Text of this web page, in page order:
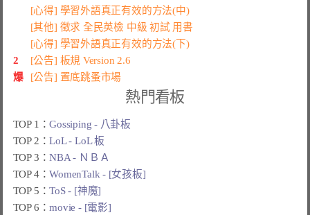
[心得] 學習外語真正有效的方法(中)
[其他] 徵求 全民英檢 中級 初試 用書
[心得] 學習外語真正有效的方法(下)
2
[公告] 板規 Version 2.6
爆
[公告] 置底跳蚤市場
熱門看板
TOP 1：Gossiping - 八卦板
TOP 2：LoL - LoL 板
TOP 3：NBA - ＮＢＡ
TOP 4：WomenTalk - [女孩板]
TOP 5：ToS - [神魔]
TOP 6：movie - [電影]